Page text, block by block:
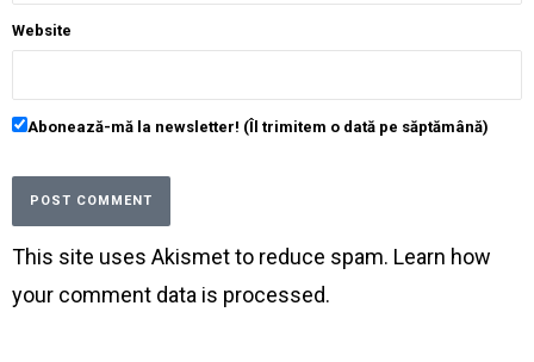
Website
Abonează-mă la newsletter! (Îl trimitem o dată pe săptămână)
This site uses Akismet to reduce spam. Learn how
your comment data is processed.